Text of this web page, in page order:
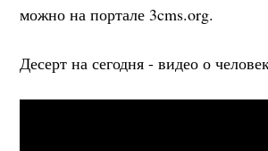
можно на портале 3cms.org.
Десерт на сегодня - видео о